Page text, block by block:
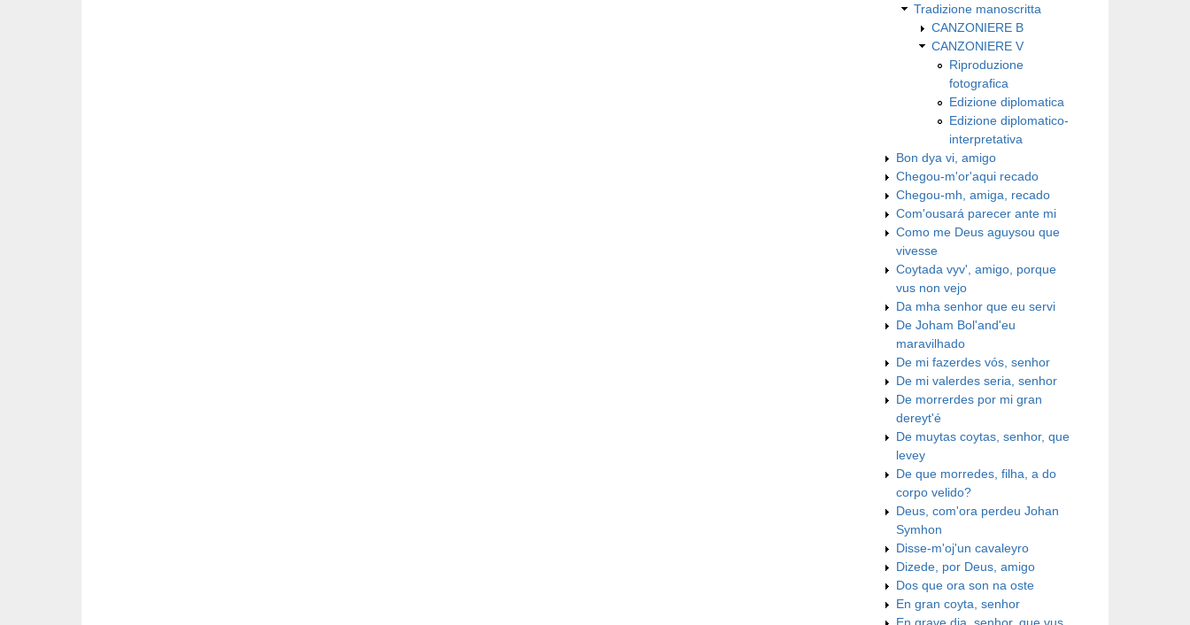
Tradizione manoscritta
CANZONIERE B
CANZONIERE V
Riproduzione
fotografica
Edizione diplomatica
Edizione diplomatico-
interpretativa
Bon dya vi, amigo
Chegou-m'or'aqui recado
Chegou-mh, amiga, recado
Com'ousará parecer ante mi
Como me Deus aguysou que
vivesse
Coytada vyv', amigo, porque
vus non vejo
Da mha senhor que eu servi
De Joham Bol'and'eu
maravilhado
De mi fazerdes vós, senhor
De mi valerdes seria, senhor
De morrerdes por mi gran
dereyt'é
De muytas coytas, senhor, que
levey
De que morredes, filha, a do
corpo velido?
Deus, com'ora perdeu Johan
Symhon
Disse-m'oj'un cavaleyro
Dizede, por Deus, amigo
Dos que ora son na oste
En gran coyta, senhor
En grave dia, senhor, que vus